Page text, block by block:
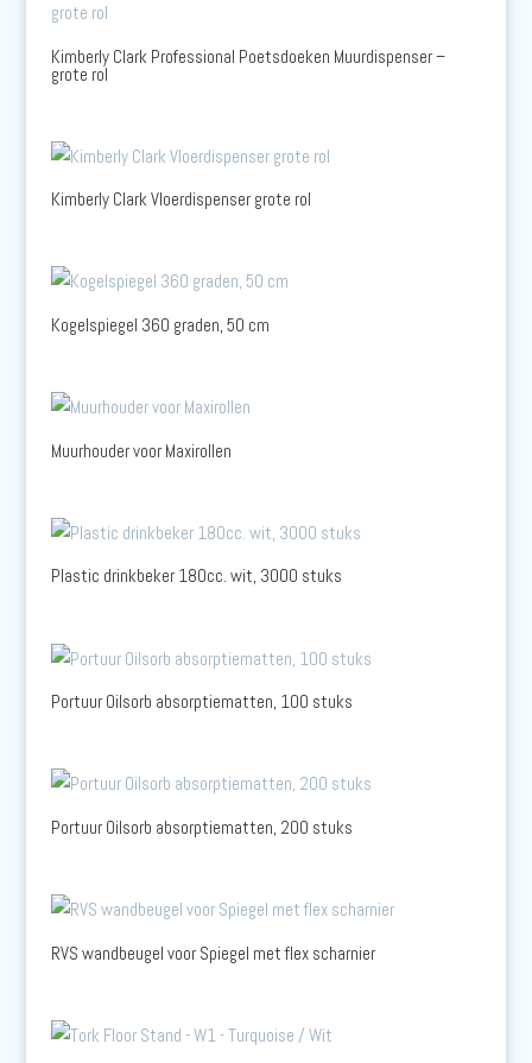
Kimberly Clark Professional Poetsdoeken Muurdispenser –
grote rol
Kimberly Clark Vloerdispenser grote rol
Kogelspiegel 360 graden, 50 cm
Muurhouder voor Maxirollen
Plastic drinkbeker 180cc. wit, 3000 stuks
Portuur Oilsorb absorptiematten, 100 stuks
Portuur Oilsorb absorptiematten, 200 stuks
RVS wandbeugel voor Spiegel met flex scharnier